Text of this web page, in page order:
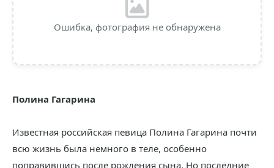
Ошибка, фотография не обнаружена
Полина Гагарина
Известная российская певица Полина Гагарина почти
всю жизнь была немного в теле, особенно
поправившись после рождения сына. Но последние